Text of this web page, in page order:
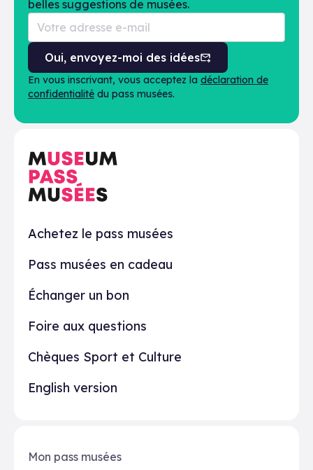
En pratique
Achetez le pass musées
Pass musées en cadeau
Échanger un bon
Foire aux questions
Chèques Sport et Culture
English version
belles suggestions de musées.
Oui, envoyez-moi des idées
En vous inscrivant, vous acceptez la déclaration de
confidentialité du pass musées.
Mon pass musées